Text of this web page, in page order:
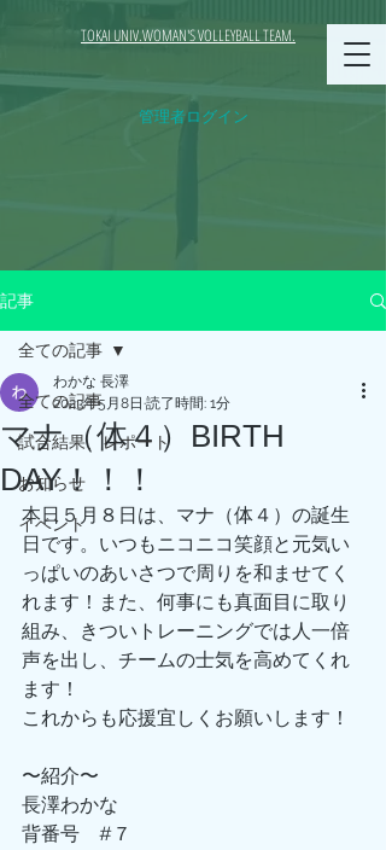
TOKAI UNIV.WOMAN'S VOLLEYBALL TEAM.
管理者ログイン
記事
全ての記事
試合結果、レポート
お知らせ
イベント
全ての記事
マナ（体４）BIRTH
DAY！！！
わかな 長澤
2023年5月8日 読了時間: 1分
本日５月８日は、マナ（体４）の誕生
日です。いつもニコニコ笑顔と元気い
っぱいのあいさつで周りを和ませてく
れます！また、何事にも真面目に取り
組み、きついトレーニングでは人一倍
声を出し、チームの士気を高めてくれ
ます！
これからも応援宜しくお願いします！
〜紹介〜
長澤わかな
背番号　#７